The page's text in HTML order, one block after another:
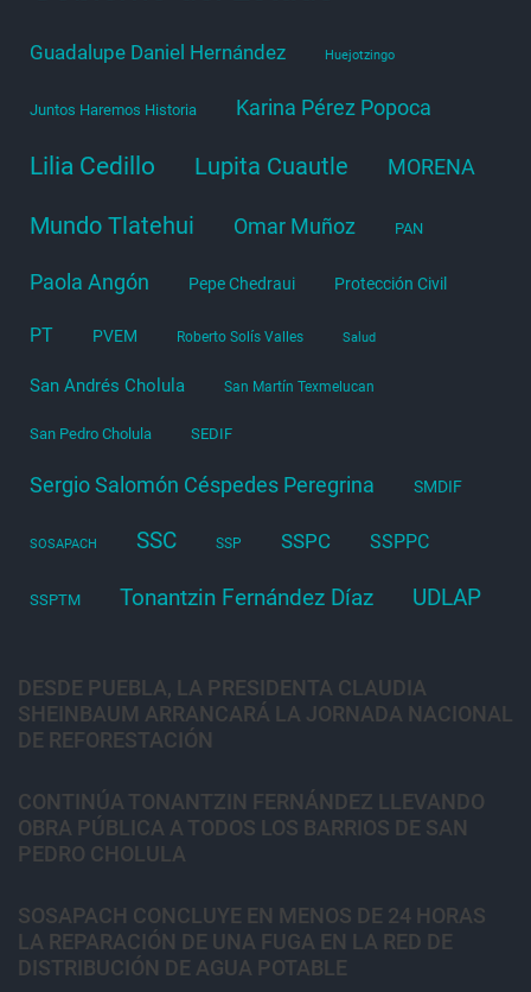
Guadalupe Daniel Hernández Huejotzingo
Juntos Haremos Historia Karina Pérez Popoca
Lilia Cedillo Lupita Cuautle MORENA
Mundo Tlatehui Omar Muñoz PAN
Paola Angón Pepe Chedraui Protección Civil
PT PVEM Roberto Solís Valles Salud
San Andrés Cholula San Martín Texmelucan
San Pedro Cholula SEDIF
Sergio Salomón Céspedes Peregrina SMDIF
SOSAPACH SSC SSP SSPC SSPPC
SSPTM Tonantzin Fernández Díaz UDLAP
DESDE PUEBLA, LA PRESIDENTA CLAUDIA
SHEINBAUM ARRANCARÁ LA JORNADA NACIONAL
DE REFORESTACIÓN
CONTINÚA TONANTZIN FERNÁNDEZ LLEVANDO
OBRA PÚBLICA A TODOS LOS BARRIOS DE SAN
PEDRO CHOLULA
SOSAPACH CONCLUYE EN MENOS DE 24 HORAS
LA REPARACIÓN DE UNA FUGA EN LA RED DE
DISTRIBUCIÓN DE AGUA POTABLE